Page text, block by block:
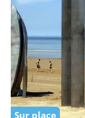
Sur place